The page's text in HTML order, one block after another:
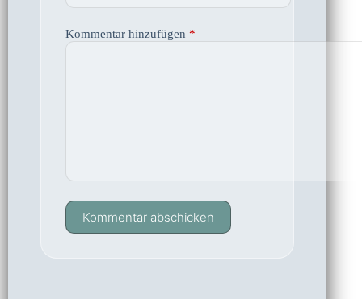
Kommentar hinzufügen *
Kommentar abschicken